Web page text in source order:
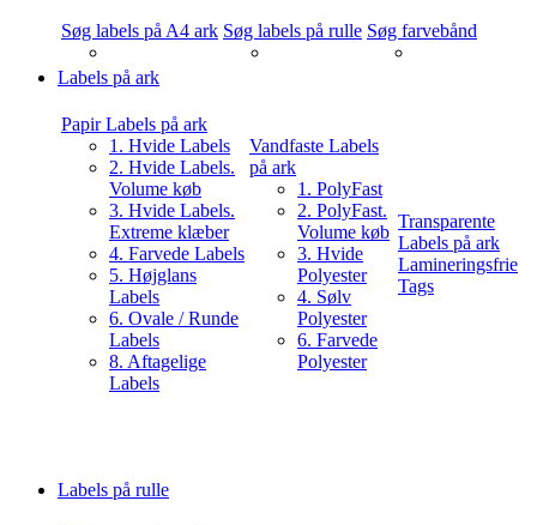
Søg labels på A4 ark Søg labels på rulle Søg farvebånd
Labels på ark
Papir Labels på ark
1. Hvide Labels
2. Hvide Labels.
Volume køb
3. Hvide Labels.
Extreme klæber
4. Farvede Labels
5. Højglans
Labels
6. Ovale / Runde
Labels
8. Aftagelige
Labels
Vandfaste Labels
på ark
1. PolyFast
2. PolyFast.
Volume køb
3. Hvide
Polyester
4. Sølv
Polyester
6. Farvede
Polyester
Transparente
Labels på ark
Lamineringsfrie
Tags
Labels på rulle